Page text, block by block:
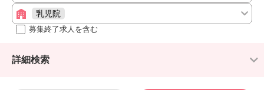
乳児院
募集終了求人を含む
詳細検索